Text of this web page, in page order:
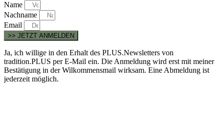
Name
Nachname
Email
>> JETZT ANMELDEN
Ja, ich willige in den Erhalt des PLUS.Newsletters von
tradition.PLUS per E-Mail ein. Die Anmeldung wird erst mit meiner
Bestätigung in der Wilkommensmail wirksam. Eine Abmeldung ist
jederzeit möglich.